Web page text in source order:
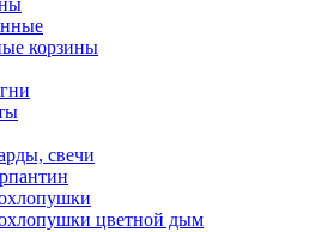
корзины
свечи
цветной дым